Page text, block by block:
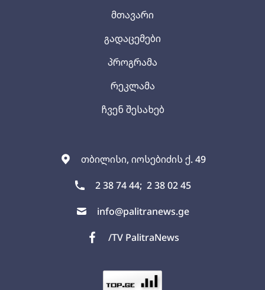
თბილისი, იოსებიძის ქ. 49
2 38 74 44; 2 38 02 45
info@palitranews.ge
/TV PalitraNews
მთავარი
გადაცემები
პროგრამა
რეკლამა
ჩვენ შესახებ